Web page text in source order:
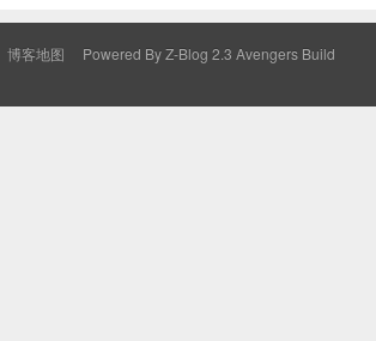
的纯阳的信仰、正月十五、依依、水月、大牛...
和刺客等人，还...
博客地图 Powered ByZ-Blog 2.3 Avengers Build